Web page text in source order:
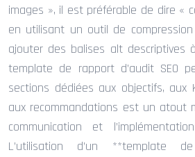
images », il est préférable de dire «
en utilisant un outil de
ajouter des balises alt descriptives
template de rapport d’audit SEO
sections dédiées aux objectifs, aux
aux recommandations est un atout
communication et
L’utilisation d’un **template